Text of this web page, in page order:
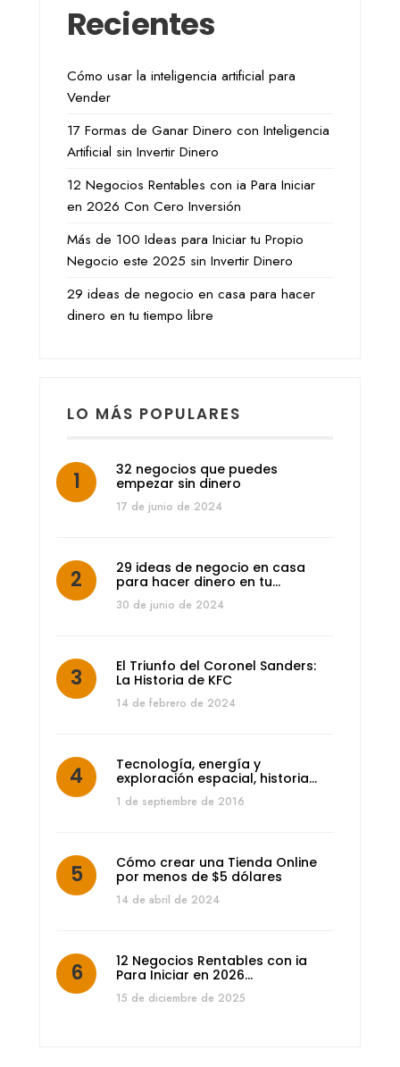
Recientes
Cómo usar la inteligencia artificial para
Vender
17 Formas de Ganar Dinero con Inteligencia
Artificial sin Invertir Dinero
12 Negocios Rentables con ia Para Iniciar
en 2026 Con Cero Inversión
Más de 100 Ideas para Iniciar tu Propio
Negocio este 2025 sin Invertir Dinero
29 ideas de negocio en casa para hacer
dinero en tu tiempo libre
LO MÁS POPULARES
32 negocios que puedes
empezar sin dinero
17 de junio de 2024
29 ideas de negocio en casa
para hacer dinero en tu…
30 de junio de 2024
El Triunfo del Coronel Sanders:
La Historia de KFC
14 de febrero de 2024
Tecnología, energía y
exploración espacial, historia…
1 de septiembre de 2016
Cómo crear una Tienda Online
por menos de $5 dólares
14 de abril de 2024
12 Negocios Rentables con ia
Para Iniciar en 2026…
15 de diciembre de 2025